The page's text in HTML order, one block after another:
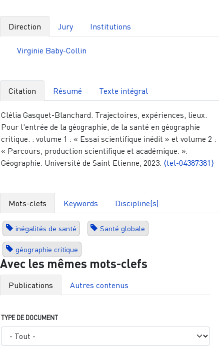
Direction Jury Institutions
Virginie Baby-Collin
Citation Résumé Texte intégral
Clélia Gasquet-Blanchard. Trajectoires, expériences, lieux.
Pour l'entrée de la géographie, de la santé en géographie
critique. : volume 1 : « Essai scientifique inédit » et volume 2 :
« Parcours, production scientifique et académique. ».
Géographie. Université de Saint Etienne, 2023. ⟨tel-04387381⟩
Mots-clefs Keywords Discipline(s)
inégalités de santé Santé globale
géographie critique
Avec les mêmes mots-clefs
Publications Autres contenus
TYPE DE DOCUMENT